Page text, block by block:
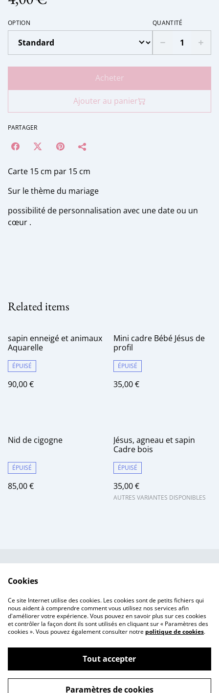
OPTION QUANTITÉ
Acheter
Ajouter au panier
PARTAGER
Carte 15 cm par 15 cm
Sur le thème du mariage
possibilité de personnalisation avec une date ou un
cœur .
Related items
sapin enneigé et animaux
Aquarelle
ÉPUISÉ
90,00 €
Mini cadre Bébé Jésus de
profil
ÉPUISÉ
35,00 €
Nid de cigogne
ÉPUISÉ
85,00 €
Jésus, agneau et sapin
Cadre bois
ÉPUISÉ
35,00 €
AUTRES VARIANTES DISPONIBLES
confidentialité
Tarif des frais de port
©2026Ma Za Si ~ Ex-voto fleuris
Cookies
Ce site Internet utilise des cookies. Les cookies sont de petits fichiers qui
nous aident à comprendre comment vous utilisez nos services afin
d'améliorer votre expérience. Vous pouvez en savoir plus sur ces cookies
et contrôler la façon dont ils sont utilisés en cliquant sur « Paramètres des
cookies ». Vous pouvez également consulter notre politique de cookies.
Tout accepter
Paramètres de cookies